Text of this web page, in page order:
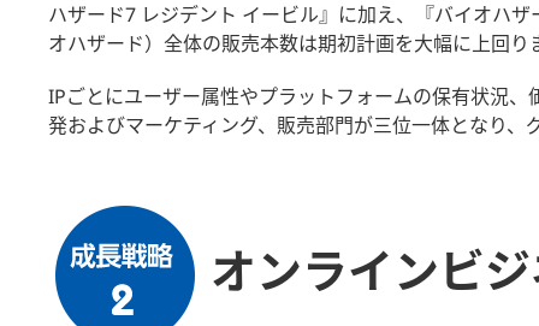
ハザード7 レジデント イービル』に加え、『バイオハ
オハザード）全体の販売本数は期初計画を大幅に上回り
IPごとにユーザー属性やプラットフォームの保有状況
発およびマーケティング、販売部門が三位一体となり、
オンラインビ